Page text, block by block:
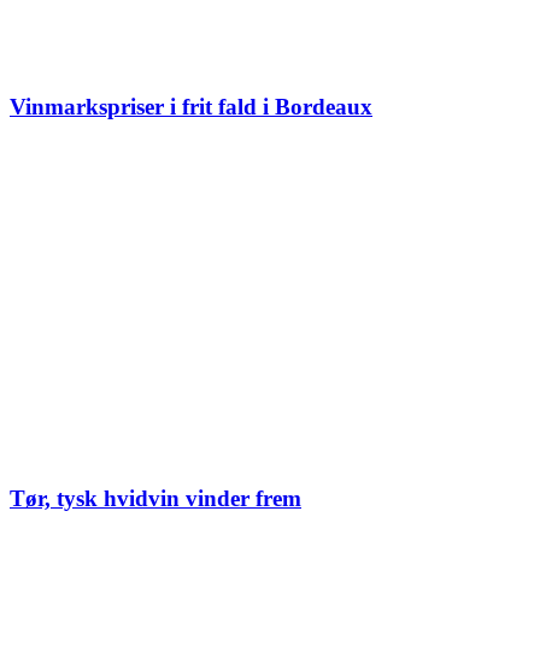
Vinmarkspriser i frit fald i Bordeaux
Tør, tysk hvidvin vinder frem